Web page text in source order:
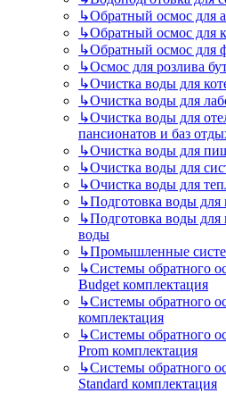
↳Обратный осмос для
↳Обратный осмос для
↳Обратный осмос для
↳Осмос для розлива
↳Очистка воды для
↳Очистка воды для
↳Очистка воды для
пансионатов и баз
↳Очистка воды для
↳Очистка воды для
↳Очистка воды для
↳Подготовка воды для
↳Подготовка воды для
воды
↳Промышленные
↳Системы обратного
Budget комплектация
↳Системы обратного
комплектация
↳Системы обратного
Prom комплектация
↳Системы обратного
Standard комплектация